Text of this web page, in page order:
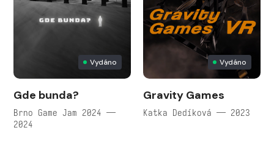
Vydáno
Gde bunda?
Brno Game Jam 2024 —
2024
Vydáno
Gravity Games
Katka Dedíková — 2023